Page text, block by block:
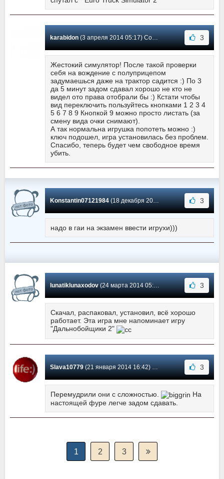
karabidon(3 апреля 2014 05:17) Сообщение #24 3
Жестокий симулятор! После такой проверки
себя на вождение с полуприцепом
задумаешься даже на трактор садится :) По 3
да 5 минут задом сдавал хорошо не кто не
видел ото права отобрали бы :) Кстати чтобы
вид переключить пользуйтесь кнопками 1 2 3 4
5 6 7 8 9 Кнопкой 9 можно просто листать (за
смену вида очки снимают).
А так нормальна игрушка попотеть можно :)
ключ подошел, игра установилась без проблем.
Спасибо, теперь будет чем свободное время
убить.
Konstantin07121984(18 декабря 2023 00:09) Сообщение #23 3
надо в гаи на экзамен ввести игрухи)))
lunatiklunaxodov(24 марта 2014 05:07) Сообщение #22 3
Скачал, распаковал, установил, всё хорошо
работает. Эта игра мне напоминает игру
"Дальнобойщики 2"
Slava10779(21 января 2014 16:42) Сообщение #21 3
Перемудрили они с сложностью.
На
настоящей фуре легче задом сдавать.
1 2 3